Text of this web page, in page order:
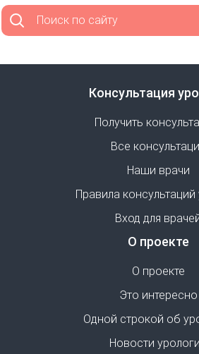
Поиск по сайту
Консультация
Получить
Все
Наши врачи
Правила консультаций
Вход для
О проекте
О проекте
Это интересно
Одной строкой об
Новости